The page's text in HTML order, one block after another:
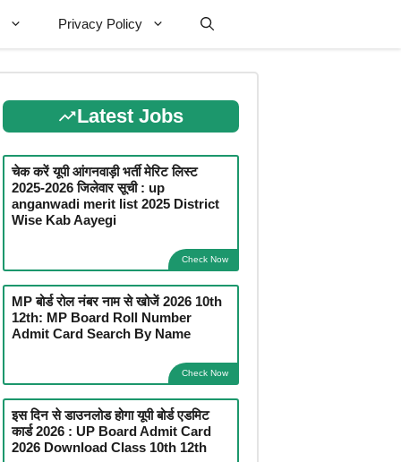
Privacy Policy
Latest Jobs
चेक करें यूपी आंगनवाड़ी भर्ती मेरिट लिस्ट
2025-2026 जिलेवार सूची : up
anganwadi merit list 2025 District
Wise Kab Aayegi
Check Now
MP बोर्ड रोल नंबर नाम से खोजें 2026 10th
12th: MP Board Roll Number
Admit Card Search By Name
Check Now
इस दिन से डाउनलोड होगा यूपी बोर्ड एडमिट
कार्ड 2026 : UP Board Admit Card
2026 Download Class 10th 12th